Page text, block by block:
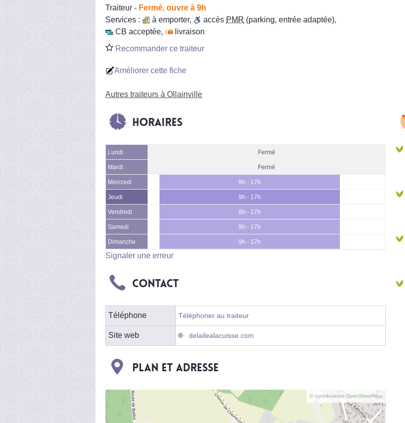
Traiteur - Fermé, ouvre à 9h
Services :
à emporter, accès PMR (parking, entrée adaptée),
CB acceptée,
livraison
Recommander ce traiteur
Améliorer cette fiche
Autres traiteurs à Ollainville
Horaires
Lundi Fermé
Mardi Fermé
Mercredi 9h - 17h
Jeudi 9h - 17h
Vendredi 9h - 17h
Samedi 9h - 17h
Dimanche 9h - 17h
Signaler une erreur
Contact
Téléphone Téléphoner au traiteur
Site web delailealacuisse.com
Plan et adresse
© contributeurs OpenStreetMap